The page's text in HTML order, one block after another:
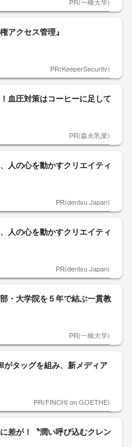
アクセス管理』
PR(KeeperSecurity)
血圧対策はコーヒーに足して
PR(森永乳業)
人の心を動かすクリエイティ
PR(dentsu Japan)
人の心を動かすクリエイティ
PR(dentsu Japan)
・大学院を５年で結ぶ一貫教
PR(一橋大学)
がタッグを組み、新メディア
PR(FINCHI on GOETHE)
差が！〝潤い呼び込むクレン